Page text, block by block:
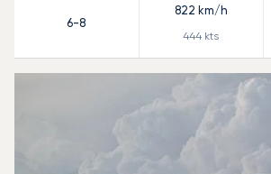
6-8
822 km/h
444 kts